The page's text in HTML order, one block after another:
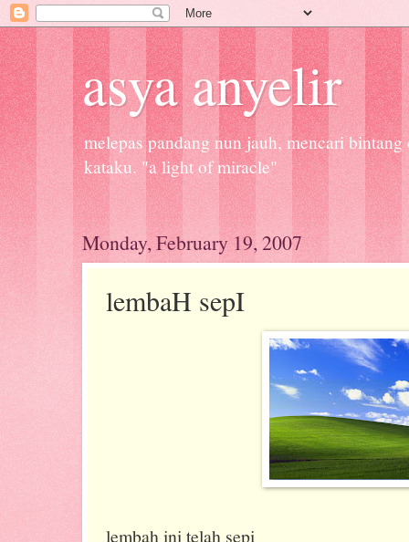
asya anyelir
melepas pandang nun jauh, mencari
kataku. "a light of miracle"
Monday, February 19, 2007
lembaH sepI
lembah ini telah sepi